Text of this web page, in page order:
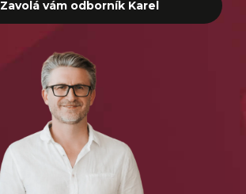
Zavolá vám odborník Karel